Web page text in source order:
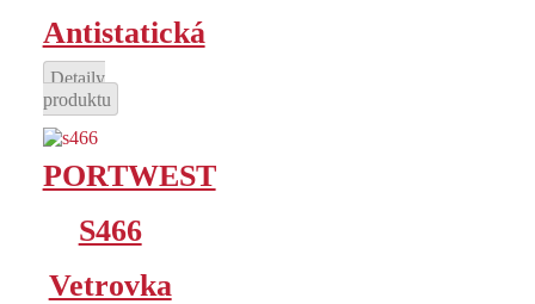
Antistatická
Detaily
produktu
PORTWEST
S466
Vetrovka